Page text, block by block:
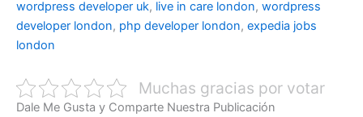
wordpress developer uk, live in care london, wordpress
developer london, php developer london, expedia jobs
london
Muchas gracias por votar
Dale Me Gusta y Comparte Nuestra Publicación